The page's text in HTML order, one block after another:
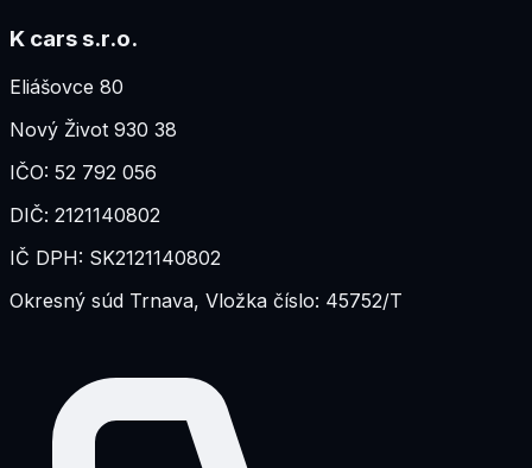
K cars s.r.o.
Eliášovce 80
Nový Život 930 38
IČO: 52 792 056
DIČ: 2121140802
IČ DPH: SK2121140802
Okresný súd Trnava, Vložka číslo: 45752/T